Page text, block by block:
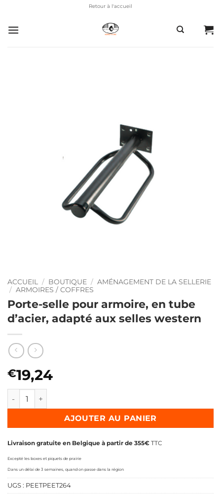
contenu
Retour à l'accueil
ACCUEIL / BOUTIQUE / AMÉNAGEMENT DE LA SELLERIE
/ ARMOIRES / COFFRES
Porte-selle pour armoire, en tube
d’acier, adapté aux selles western
€19,24
quantité de Porte-selle pour armoire, en tube d'acier,
AJOUTER AU PANIER
Livraison gratuite en Belgique à partir de 355€ TTC
Excepté les boxes et piquets de prairie
Dans un délai de 3 semaines, quand on passe dans la région
UGS : PEETPEET264